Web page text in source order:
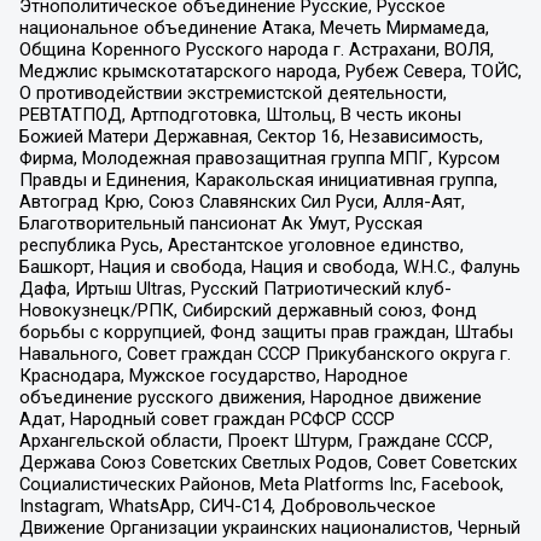
Этнополитическое объединение Русские, Русское
национальное объединение Атака, Мечеть Мирмамеда,
Община Коренного Русского народа г. Астрахани, ВОЛЯ,
Меджлис крымскотатарского народа, Рубеж Севера, ТОЙС,
О противодействии экстремистской деятельности,
РЕВТАТПОД, Артподготовка, Штольц, В честь иконы
Божией Матери Державная, Сектор 16, Независимость,
Фирма, Молодежная правозащитная группа МПГ, Курсом
Правды и Единения, Каракольская инициативная группа,
Автоград Крю, Союз Славянских Сил Руси, Алля-Аят,
Благотворительный пансионат Ак Умут, Русская
республика Русь, Арестантское уголовное единство,
Башкорт, Нация и свобода, Нация и свобода, W.H.С., Фалунь
Дафа, Иртыш Ultras, Русский Патриотический клуб-
Новокузнецк/РПК, Сибирский державный союз, Фонд
борьбы с коррупцией, Фонд защиты прав граждан, Штабы
Навального, Совет граждан СССР Прикубанского округа г.
Краснодара, Мужское государство, Народное
объединение русского движения, Народное движение
Адат, Народный совет граждан РСФСР СССР
Архангельской области, Проект Штурм, Граждане СССР,
Держава Союз Советских Светлых Родов, Совет Советских
Социалистических Районов, Meta Platforms Inc, Facebook,
Instagram, WhatsApp, СИЧ-С14, Добровольческое
Движение Организации украинских националистов, Черный